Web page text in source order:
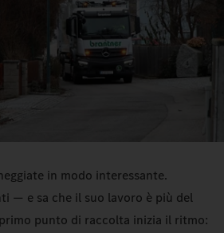
in modo interessante.
— e sa che il suo lavoro è più del
punto di raccolta inizia il ritmo: